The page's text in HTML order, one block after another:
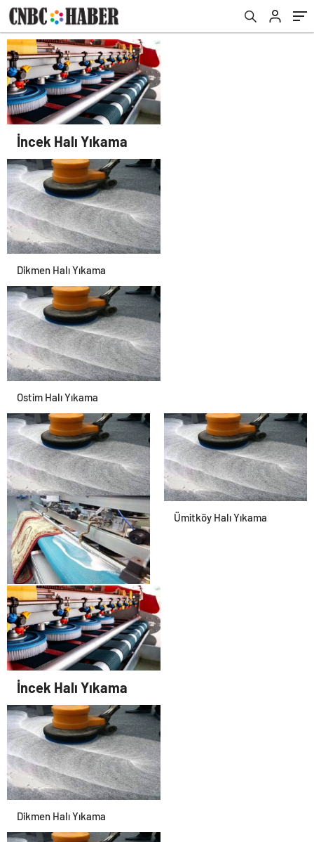
İncek Halı Yıkama
Dikmen Halı Yıkama
Ostim Halı Yıkama
Ostim Halı Yıkama Ümitköy Halı Yıkama
Yaşamkent Halı Yıkama
İncek Halı Yıkama
Dikmen Halı Yıkama